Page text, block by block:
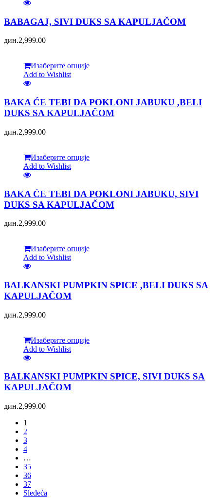
BABAGAJ, SIVI DUKS SA KAPULJAČOM
дин.2,999.00
Изаберите опције
Add to Wishlist
BAKA ĆE TEBI DA POKLONI JABUKU ,BELI
DUKS SA KAPULJAČOM
дин.2,999.00
Изаберите опције
Add to Wishlist
BAKA ĆE TEBI DA POKLONI JABUKU, SIVI
DUKS SA KAPULJAČOM
дин.2,999.00
Изаберите опције
Add to Wishlist
BALKANSKI PUMPKIN SPICE ,BELI DUKS SA
KAPULJAČOM
дин.2,999.00
Изаберите опције
Add to Wishlist
BALKANSKI PUMPKIN SPICE, SIVI DUKS SA
KAPULJAČOM
дин.2,999.00
1
2
3
4
…
35
36
37
Sledeća